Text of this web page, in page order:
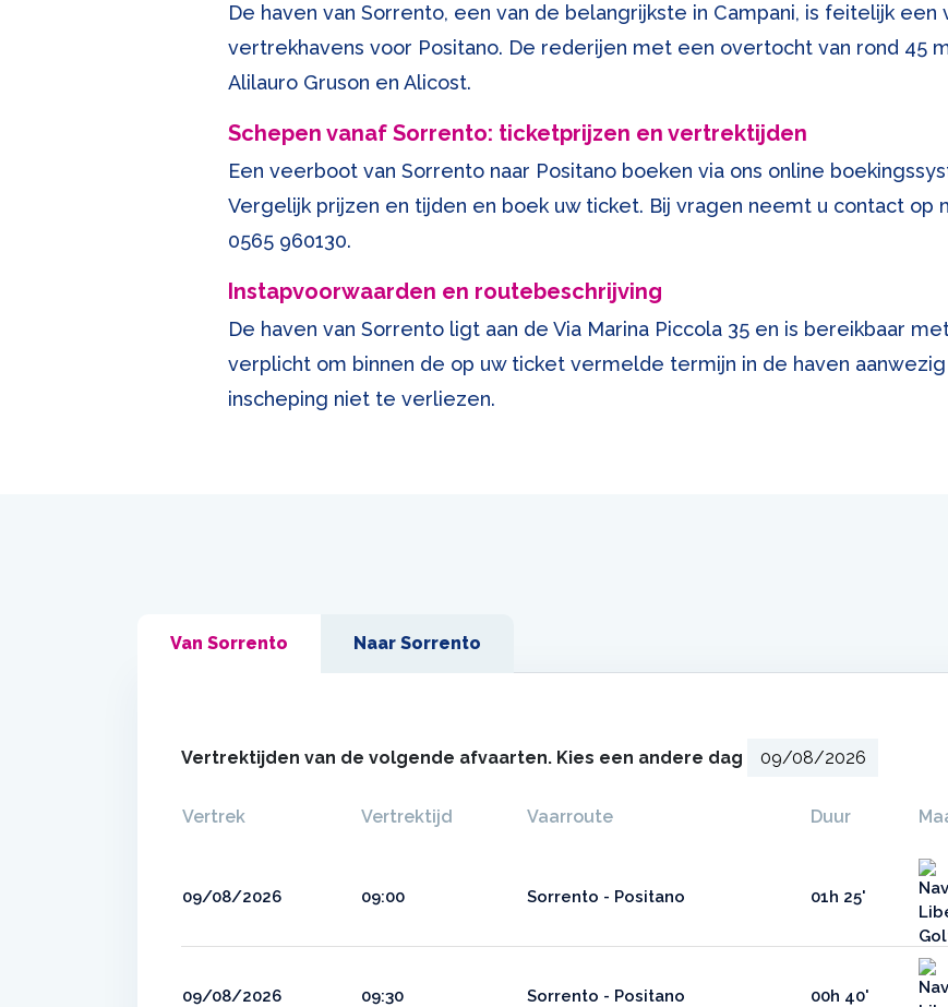
De haven van Sorrento, een van de belangrijkste in Campani, is feitelijk een
vertrekhavens voor Positano. De rederijen met een overtocht van rond 45
Alilauro Gruson en Alicost.
Schepen vanaf Sorrento: ticketprijzen en vertrektijden
Een veerboot van Sorrento naar Positano boeken via ons online
Vergelijk prijzen en tijden en boek uw ticket. Bij vragen neemt u contact op
0565 960130.
Instapvoorwaarden en routebeschrijving
De haven van Sorrento ligt aan de Via Marina Piccola 35 en is bereikbaar
verplicht om binnen de op uw ticket vermelde termijn in de haven
inscheping niet te verliezen.
Van Sorrento Naar Sorrento
Vertrektijden van de volgende afvaarten. Kies een andere dag
Vertrek Vertrektijd Vaarroute Duur
09/08/2026 09:00 Sorrento - Positano 01h 25'
09/08/2026 09:30 Sorrento - Positano 00h 40'